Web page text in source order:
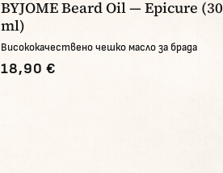
BYJOME Beard Oil — Epicure (30
ml)
Висококачествено чешко масло за брада
18,90 €